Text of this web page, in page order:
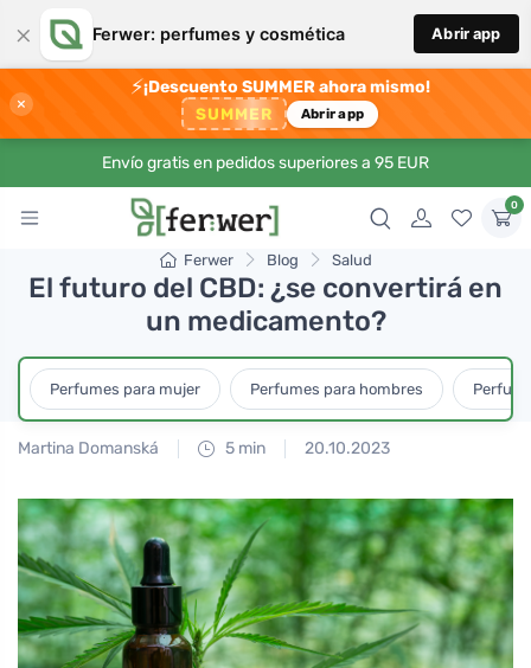
× Ferwer: perfumes y cosmética Abrir app
×
⚡¡Descuento SUMMER ahora mismo!
SUMMER Abrir app
Envío gratis en pedidos superiores a 95 EUR
0
Ferwer Blog Salud
El futuro del CBD: ¿se convertirá en
un medicamento?
Perfumes para mujer Perfumes para hombres
Martina Domanská 5 min 20.10.2023